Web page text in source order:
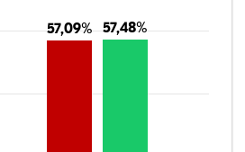
57,09%
57,09% 57,48%
57,48%